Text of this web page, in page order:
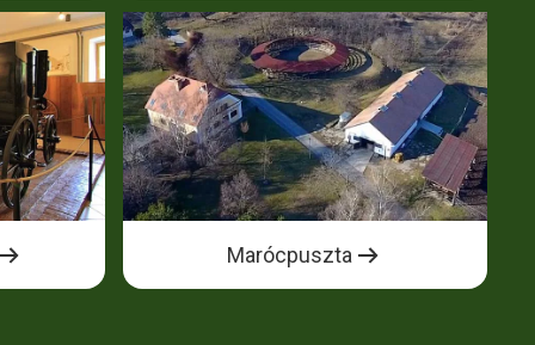
Marócpuszta